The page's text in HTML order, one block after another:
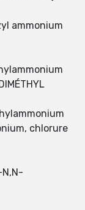
ammonium
chlorure